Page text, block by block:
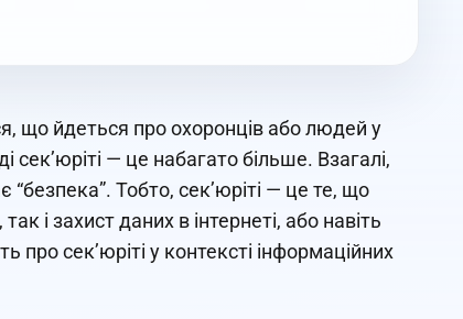
що йдеться про охоронців або людей у
— це набагато більше. Взагалі,
“безпека”. Тобто, сек’юріті — це те, що
і захист даних в інтернеті, або навіть
сек’юріті у контексті інформаційних